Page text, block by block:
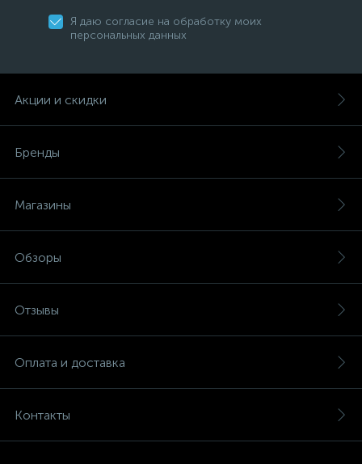
Я даю согласие на обработку моих
персональных данных
Акции и скидки
Бренды
Магазины
Обзоры
Отзывы
Оплата и доставка
Контакты